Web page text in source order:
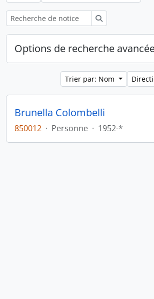
Options de recherche
Trier par: Nom
Brunella Colombelli
850012 · Personne · 1952-*